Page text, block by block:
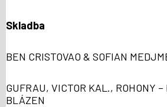
Skladba
BEN CRISTOVAO & SOFIAN
GUFRAU, VICTOR KAL., ROHONY –
BLÁZEN